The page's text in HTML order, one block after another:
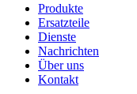
Produkte
Ersatzteile
Dienste
Nachrichten
Über uns
Kontakt